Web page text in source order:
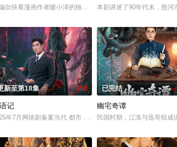
欢你，哲学和生物学意义上的喜欢。
实业报国的故事。甲午战争后，国家蒙羞，张謇虽高中状元
自快看漫画作者嗷小泽的独家连载漫画《吾凰在上》。现代
本剧讲述了90年代末，怒
者；临终前与遗憾和解的“无用之
班主横尸戏台，将冷血少帅许又安与昆曲名伶荣筱楠推向不
新至第18集 7.0
记
年7月网络剧备案当代 都市 海南越酷文化传媒有限公司
已完结
幽宅奇谭
民国时期，江淮与迅哥组成